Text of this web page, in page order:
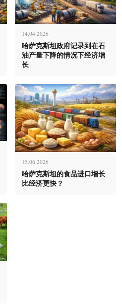
14.04.2026
哈萨克斯坦政府记录到在石
油产量下降的情况下经济增
长
15.06.2026
哈萨克斯坦的食品进口增长
比经济更快？